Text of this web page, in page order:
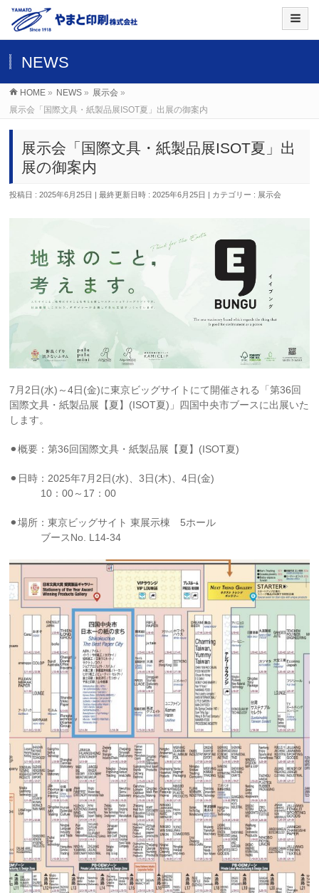
NEWS
HOME » NEWS » 展示会 »
展示会「国際文具・紙製品展ISOT夏」出展の御案内
展示会「国際文具・紙製品展ISOT夏」出
展の御案内
投稿日 : 2025年6月25日 最終更新日時 : 2025年6月25日 カテゴリー : 展示会
7月2日(水)～4日(金)に東京ビッグサイトにて開催される「第36回
国際文具・紙製品展【夏】(ISOT夏)」四国中央市ブースに出展いた
します。
⚫︎概要：第36回国際文具・紙製品展【夏】(ISOT夏)
⚫︎日時：2025年7月2日(水)、3日(木)、4日(金)
10：00～17：00
⚫︎場所：東京ビッグサイト 東展示棟 5ホール
ブースNo. L14-34